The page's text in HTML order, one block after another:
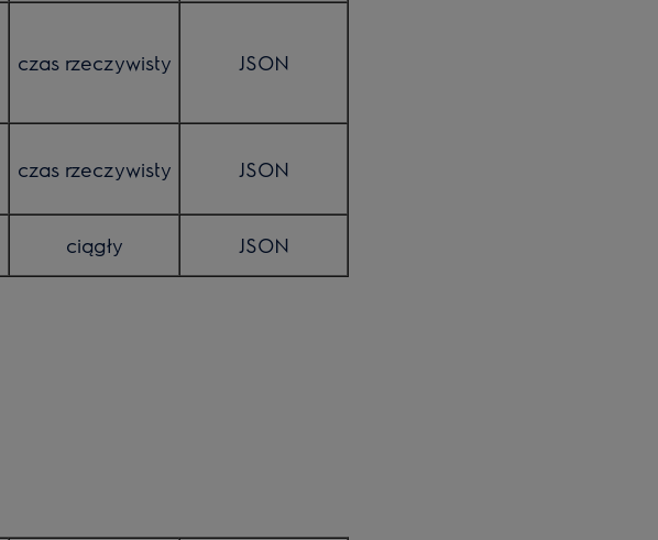
czas rzeczywisty JSON
czas rzeczywisty JSON
ciągły JSON